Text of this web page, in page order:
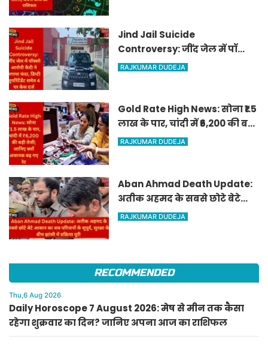
Jind Jail Suicide
Controversy: जींद जेल में पॉक्सो
आरोपी कैदी ने लगाया फंदा, डिप्टी
RAJKUMAR DUDEJA
Gold Rate High News: सोना ₹1.5
लाख के पार, चांदी में ₹6,200 की बड़ी
तेजी; जानिए क्यों अचानक बढ़ गए
RAJKUMAR DUDEJA
Aban Ahmad Death Update:
अतीक अहमद के सबसे छोटे बेटे
आबान का शव परिजनों के सुपुर्द,
RAJKUMAR DUDEJA
RECOMMENDED
Thu,6 Aug 2026
Daily Horoscope 7 August 2026: मेष से मीन तक कैसा
रहेगा शुक्रवार का दिन? जानिए अपना आज का राशिफल